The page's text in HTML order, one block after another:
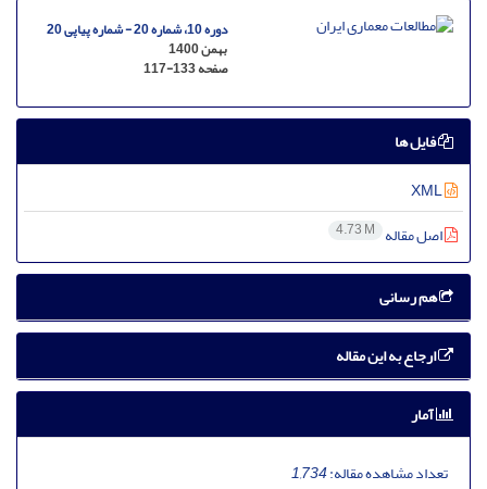
دوره 10، شماره 20 - شماره پیاپی 20
بهمن 1400
صفحه117-133
فایل ها
اصل مقاله 4.73 M
هم رسانی
ارجاع به این مقاله
آمار
تعداد مشاهده مقاله:1,734